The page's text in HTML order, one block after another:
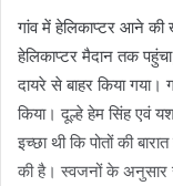
गांव में हेलिकाप्टर आने
हेलिकाप्टर मैदान तक
दायरे से बाहर किया गया।
किया। दूल्हे हेम सिंह एवं
इच्छा थी कि पोतों की
की है। स्वजनों के अनुसार